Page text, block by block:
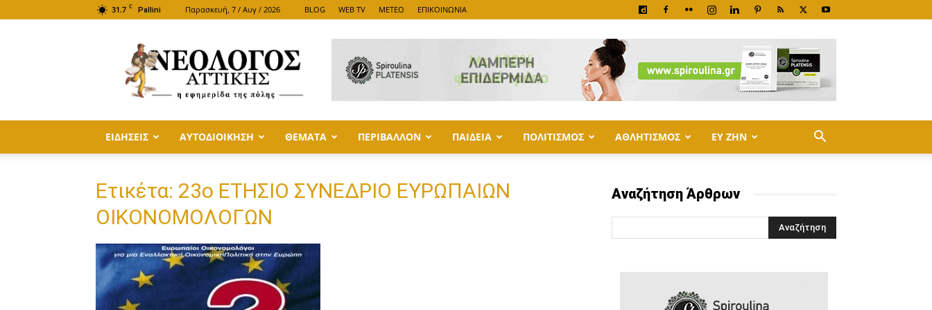
31.7 C Pallini Παρασκευή, 7 / Αυγ / 2026 BLOG WEB TV METEO ΕΠΙΚΟΙΝΩΝΙΑ
ΑΤΤΙΚΗΣ
ΕΙΔΗΣΕΙΣ ΑΥΤΟΔΙΟΙΚΗΣΗ ΘΕΜΑΤΑ ΠΕΡΙΒΑΛΛΟΝ ΠΑΙΔΕΙΑ ΠΟΛΙΤΙΣΜΟΣ ΑΘΛΗΤΙΣΜΟΣ ΕΥ ΖΗΝ
Ετικέτα: 23ο ΕΤΗΣΙΟ ΣΥΝΕΔΡΙΟ ΕΥΡΩΠΑΙΩΝ
ΟΙΚΟΝΟΜΟΛΟΓΩΝ
Αναζήτηση Άρθρων